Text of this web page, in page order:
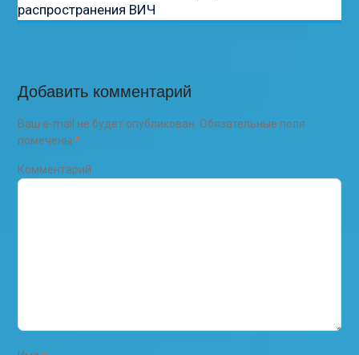
распространения ВИЧ
Добавить комментарий
Ваш e-mail не будет опубликован. Обязательные поля
помечены *
Комментарий